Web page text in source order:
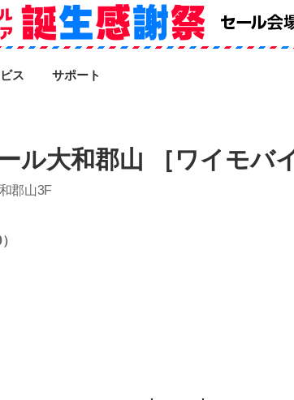
ス サポート
ル大和郡山 ［ワイモバ
郡山3F